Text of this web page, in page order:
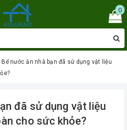
0
Bể nước ăn nhà bạn đã sử dụng vật liệu
đã sử dụng vật liệu
cho sức khỏe?